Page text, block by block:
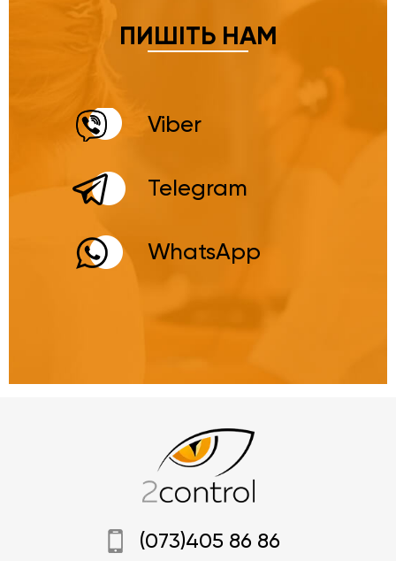
ПИШІТЬ НАМ
Viber
Telegram
WhatsApp
(073)405 86 86